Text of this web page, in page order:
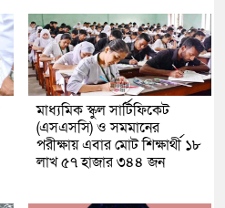
মাধ্যমিক স্কুল সার্টিফিকেট
(এসএসসি) ও সমমানের
পরীক্ষায় এবার মোট শিক্ষার্থী ১৮
লাখ ৫৭ হাজার ৩৪৪ জন